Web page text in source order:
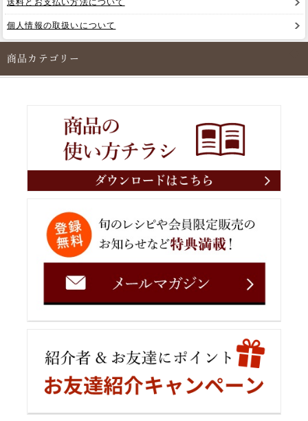
送料とお支払い方法について
個人情報の取扱いについて
商品カテゴリー